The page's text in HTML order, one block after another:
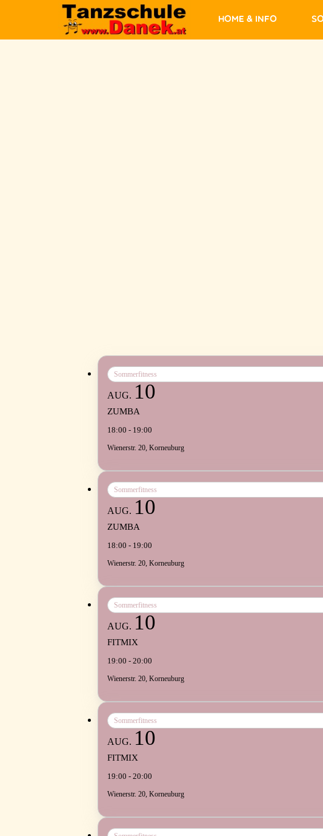
Home & Info
Sommerfitness
AUG. 10
ZUMBA
18:00 - 19:00
Wienerstr. 20, Korneuburg
Sommerfitness
AUG. 10
ZUMBA
18:00 - 19:00
Wienerstr. 20, Korneuburg
Sommerfitness
AUG. 10
FITMIX
19:00 - 20:00
Wienerstr. 20, Korneuburg
Sommerfitness
AUG. 10
FITMIX
19:00 - 20:00
Wienerstr. 20, Korneuburg